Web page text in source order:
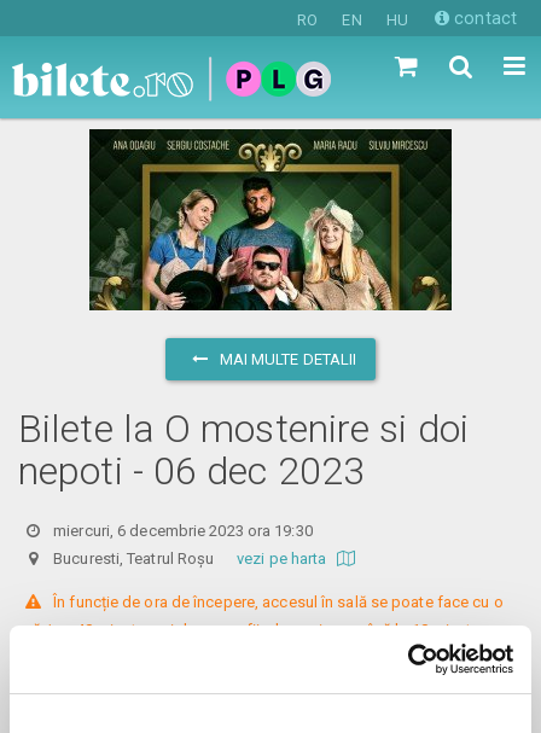
RO EN HU contact
MAI MULTE DETALII
Bilete la O mostenire si doi
nepoti - 06 dec 2023
miercuri, 6 decembrie 2023 ora 19:30
Bucuresti, Teatrul Roșu vezi pe harta
În funcție de ora de începere, accesul în sală se poate face cu o
oră / cu 40 minute mai devreme, fiind permis cu până la 10 minute
înainte de spectacol. Așezarea se realizează la mese de 2 (nr. limitat), 3